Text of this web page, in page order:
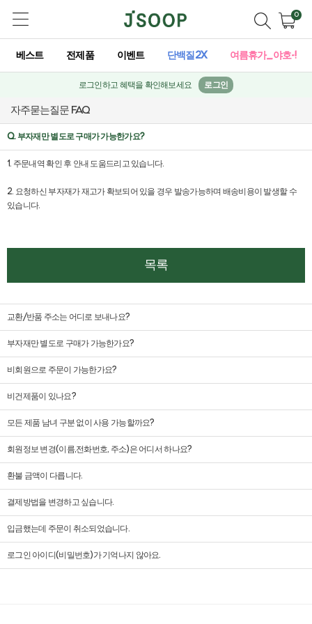
0
베스트 전제품 이벤트 단백질2X 여름휴가_야호-!
로그인하고 혜택을 확인해보세요 로그인
자주묻는질문 FAQ
Q. 부자재만 별도로 구매가 가능한가요?
1. 주문내역 확인 후 안내 도움드리고 있습니다.
2. 요청하신 부자재가 재고가 확보되어 있을 경우 발송가능하며 배송비용이 발생할 수
있습니다.
목록
교환/반품 주소는 어디로 보내나요?
부자재만 별도로 구매가 가능한가요?
비회원으로 주문이 가능한가요?
비건제품이 있나요?
모든 제품 남녀 구분 없이 사용 가능할까요?
회원정보 변경(이름,전화번호, 주소)은 어디서 하나요?
환불 금액이 다릅니다.
결제방법을 변경하고 싶습니다.
입금했는데 주문이 취소되었습니다.
로그인 아이디(비밀번호)가 기억나지 않아요.